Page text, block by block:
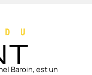
Baroin, est un